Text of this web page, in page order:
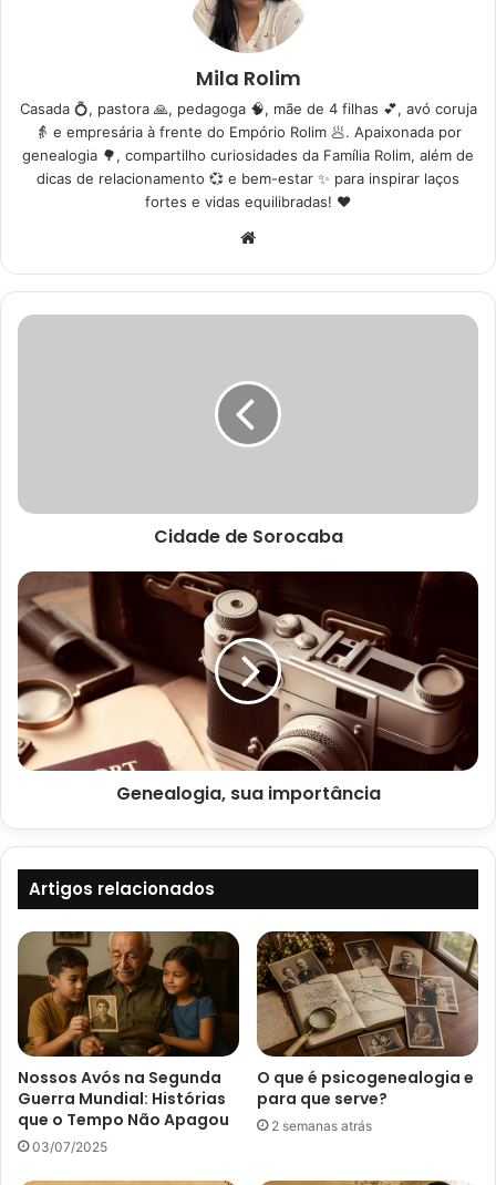
Mila Rolim
Casada 💍, pastora 🙏, pedagoga 🧠, mãe de 4 filhas 💕, avó coruja
👵 e empresária à frente do Empório Rolim 🥟. Apaixonada por
genealogia 🌳, compartilho curiosidades da Família Rolim, além de
dicas de relacionamento 💞 e bem-estar ✨ para inspirar laços
fortes e vidas equilibradas! ❤️
Cidade
Cidade de Sorocaba
Genealogia,
sua
importância
Genealogia, sua importância
Artigos relacionados
Nossos Avós na Segunda
Guerra Mundial: Histórias
que o Tempo Não Apagou
03/07/2025
O que é psicogenealogia e
para que serve?
2 semanas atrás